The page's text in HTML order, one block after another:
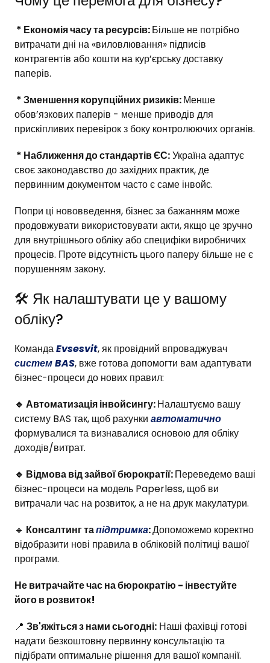
* Економія часу та ресурсів:Більше не потрібно
витрачати дні на «виловлювання» підписів
контрагентів або кошти на кур’єрську доставку
паперів.
* Зменшення корупційних ризиків:Менше
обов’язкових паперів - менше приводів для
прискіпливих перевірок з боку контролюючих органів.
* Наближення до стандартів ЄС:Україна адаптує
своє законодавство до західних практик, де
первинним документом часто є саме інвойс.
Попри ці нововведення, бізнес за бажанням може
продовжувати використовувати акти, якщо це зручно
для внутрішнього обліку або специфіки виробничих
процесів. Проте відсутність цього паперу більше не є
порушенням закону.
🛠 Як налаштувати це у вашому
обліку?
​КомандаEvsesvit, як провідний впроваджувач
систем BAS, вже готова допомогти вам адаптувати
бізнес-процеси до нових правил:
​🔹 Автоматизація інвойсингу:Налаштуємо вашу
систему BAS так, щоб рахунки автоматично
формувалися та визнавалися основою для обліку
доходів/витрат.
🔹 Відмова від зайвої бюрократії:Переведемо ваші
бізнес-процеси на модель Paperless, щоб ви
витрачали час на розвиток, а не на друк макулатури.
🔹 Консалтинг тапідтримка:Допоможемо коректно
відобразити нові правила в обліковій політиці вашої
програми.
Не витрачайте час на бюрократію - інвестуйте
його в розвиток!
📍 Зв'яжіться з нами сьогодні: Наші фахівці готові
надати безкоштовну первинну консультацію та
підібрати оптимальне рішення для вашої компанії.